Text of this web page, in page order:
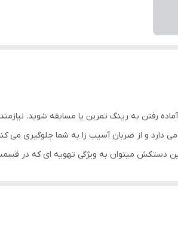
رفتن به رینگ تمرین یا مسابقه شوید.
دارد و از ضربان آسیب زا به شما جلوگیری
دستکش میتوان به ویژگی تهویه ای که در
مناسب برای ورزش: بوکس, ووشو, کیک